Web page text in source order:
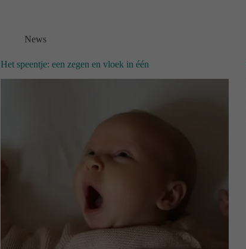
News
Het speentje: een zegen en vloek in één